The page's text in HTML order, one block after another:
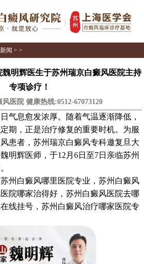
闻 > >
魏明辉医生于苏州瑞京白癜风医院主持
专项诊疗！
风医院 健康热线:0512-67073120
息愈发浓厚。随着气温逐渐降低，
期，正是治疗修复的重要时机。为服
患者，苏州瑞京白癜风专科邀复旦大
明辉医师，于12月6日至7日亲临苏州
州白癜风哪里医院专业，苏州白癜风
院哪家治得好，苏州白癜风医院去哪
线挂号，苏州白癜风治疗哪家医院专